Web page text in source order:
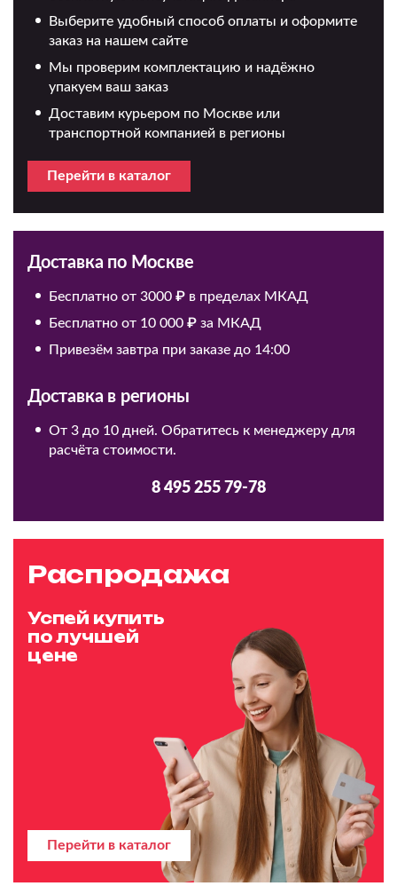
Выберите удобный способ оплаты и оформите
заказ на нашем сайте
Мы проверим комплектацию и надёжно
упакуем ваш заказ
Доставим курьером по Москве или
транспортной компанией в регионы
Перейти в каталог
Доставка по Москве
Бесплатно от 3000 ₽ в пределах МКАД
Бесплатно от 10 000 ₽ за МКАД
Привезём завтра при заказе до 14:00
Доставка в регионы
От 3 до 10 дней. Обратитесь к менеджеру для
расчёта стоимости.
8 495 255 79-78
Распродажа
Успей купить
по лучшей
цене
Перейти в каталог